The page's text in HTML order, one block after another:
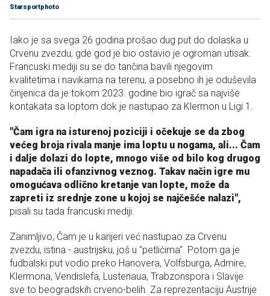
Starsportphoto
Iako je sa svega 26 godina prošao dug put do dolaska u
Crvenu zvezdu, gde god je bio ostavio je ogroman utisak.
Francuski mediji su se do tančina bavili njegovim
kvalitetima i navikama na terenu, a posebno ih je oduševila
činjenica da je tokom 2023. godine bio igrač sa najviše
kontakata sa loptom dok je nastupao za Klermon u Ligi 1.
"Čam igra na isturenoj poziciji i očekuje se da zbog
većeg broja rivala manje ima loptu u nogama, ali... Čam
i dalje dolazi do lopte, mnogo više od bilo kog drugog
napadača ili ofanzivnog veznog. Takav način igre mu
omogućava odlično kretanje van lopte, može da
zapreti iz srednje zone u kojoj se najčešće nalazi",
pisali su tada francuski mediji.
Zanimljivo, Čam je u karijeri već nastupao za Crvenu
zvezdu, istina - austrijsku, još u "petlićima". Potom ga je
fudbalski put vodio preko Hanovera, Volfsburga, Admire,
Klermona, Vendislefa, Lustenaua, Trabzonspora i Slavije
sve to beogradskih crveno-belih. Za reprezentaciju Austrije